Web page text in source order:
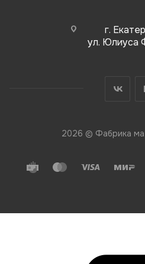
г.
ул. Юлиуса
2026 © Фабрика